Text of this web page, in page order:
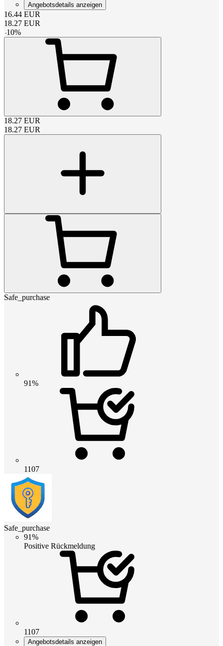
Angebotsdetails anzeigen
16.44 EUR
18.27 EUR
-10%
18.27 EUR
18.27 EUR
Safe_purchase
91%
1107
Safe_purchase
91%
Positive Rückmeldung
1107
Angebotsdetails anzeigen